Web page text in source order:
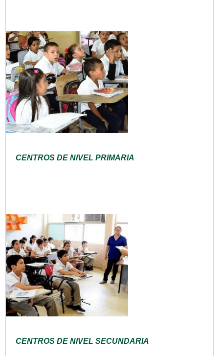
CENTROS DE NIVEL PRIMARIA
CENTROS DE NIVEL SECUNDARIA